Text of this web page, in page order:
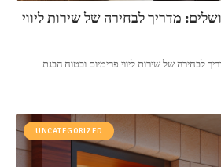
מדריך לבחירה של שירות ליווי
לבחירה של שירות ליווי פרימיום ובטוח הבנת
UNCATEGORIZED